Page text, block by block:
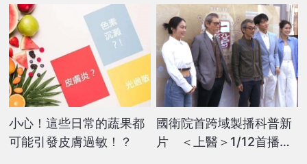
小心！這些日常的蔬果都
可能引發皮膚過敏！？
國衛院首跨域製播科普新
片 ＜上醫＞1/12首播金